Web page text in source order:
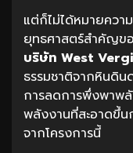
แต่ก็ไม่ได้หมายควา
ยุทธศาสตร์สำคัญข
บริษัท West
ธรรมชาติจากหินดิ
การลดการพึ่งพาพ
พลังงานที่สะอาดขึ้น
จากโครงการนี้